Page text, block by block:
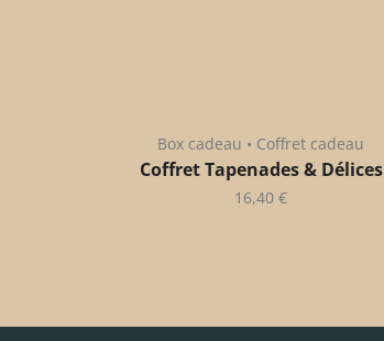
Box cadeau • Coffret cadeau
Coffret Tapenades & Délices
16,40 €